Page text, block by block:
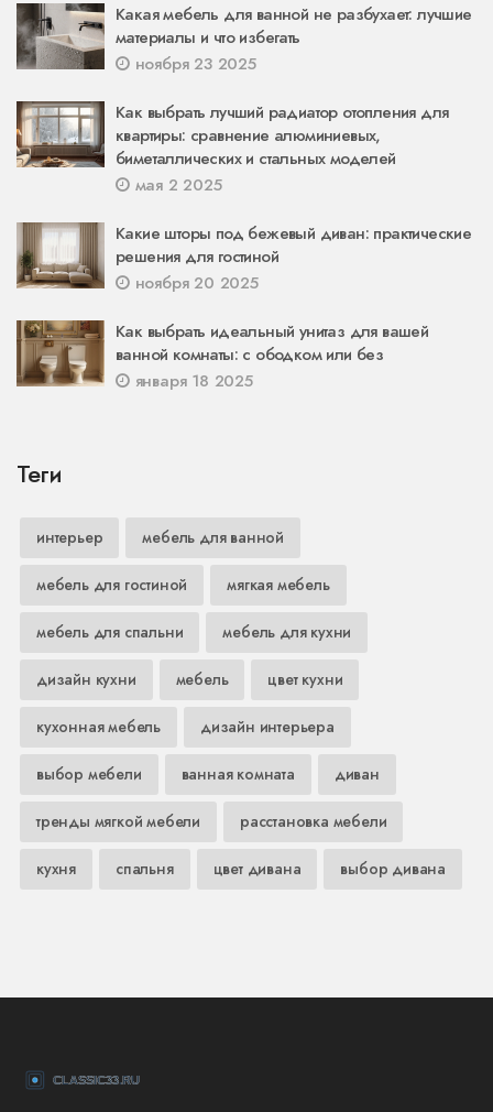
Какая мебель для ванной не разбухает: лучшие
материалы и что избегать
ноября 23 2025
Как выбрать лучший радиатор отопления для
квартиры: сравнение алюминиевых,
биметаллических и стальных моделей
мая 2 2025
Какие шторы под бежевый диван: практические
решения для гостиной
ноября 20 2025
Как выбрать идеальный унитаз для вашей
ванной комнаты: с ободком или без
января 18 2025
Теги
интерьер мебель для ванной
мебель для гостиной мягкая мебель
мебель для спальни мебель для кухни
дизайн кухни мебель цвет кухни
кухонная мебель дизайн интерьера
выбор мебели ванная комната диван
тренды мягкой мебели расстановка мебели
кухня спальня цвет дивана выбор дивана